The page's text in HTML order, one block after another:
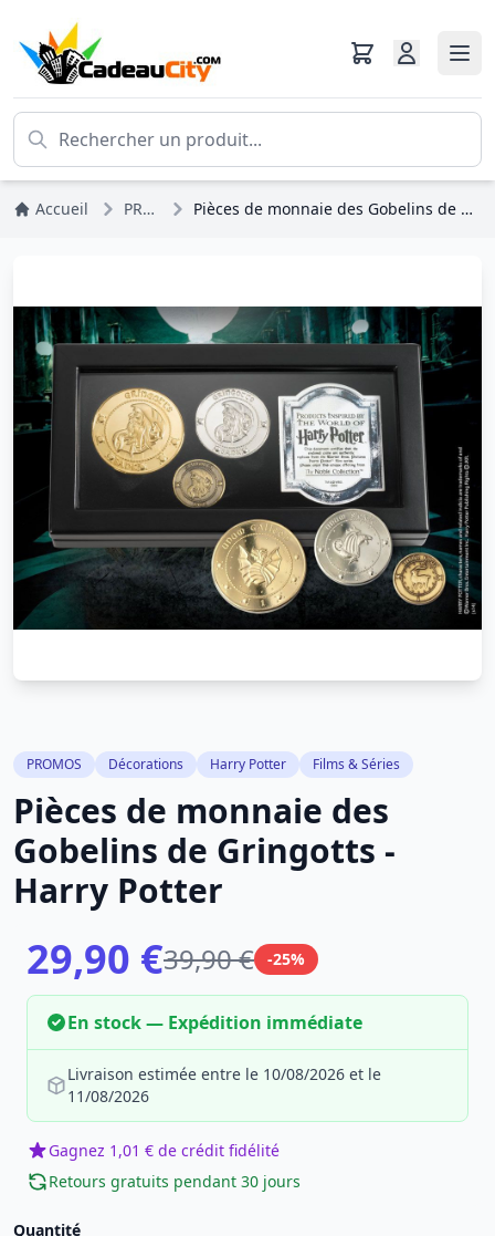
Accueil PROMOS Pièces de monnaie des Gobelins de Gringotts - Harry Potter
PROMOS Décorations Harry Potter Films & Séries
Pièces de monnaie des
Gobelins de Gringotts -
Harry Potter
29,90 €39,90 € -25%
En stock — Expédition immédiate
Livraison estimée entre le 10/08/2026 et le
11/08/2026
Gagnez 1,01 € de crédit fidélité
Retours gratuits pendant 30 jours
Quantité